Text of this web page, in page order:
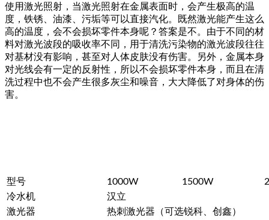
使用激光照射，当激光照射在金属表面时，会产生极高的温
度，铁锈、油漆、污垢等可以直接汽化。既然激光能产生这么
高的温度，会不会损坏零件本身呢？答案是不。由于不同的材
料对激光波段的吸收率不同，用于清洗污染物的激光波段往往
对基材没有影响，甚至对人体皮肤没有伤害。另外，金属本身
对光线会有一定的反射性，所以不会损坏零件本身，而且在清
洗过程中也不会产生很多灰尘和噪音，大大降低了对身体的伤
害。
型号 1000W 1500W
冷水机
汉立
激光器
热刺激光器（可选锐科、创鑫）